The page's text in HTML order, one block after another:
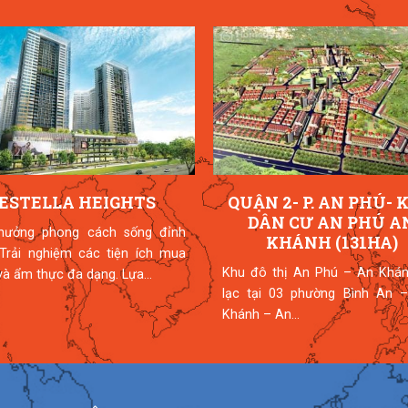
HEIGHTS
phong cách sống đỉnh
nghiệm các tiện ích mua
ẩm thực đa dạng. Lựa...
QUẬN 2- P. AN PHÚ-
DÂN CƯ AN PHÚ
KHÁNH (131HA)
Khu đô thị An Phú – An
lạc tại 03 phường Bình An
Khánh – An...